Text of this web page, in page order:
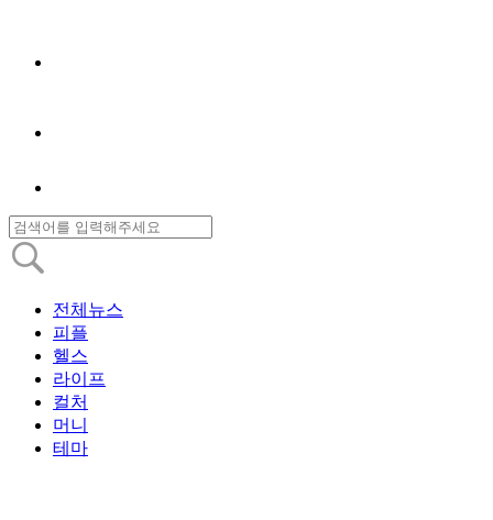
전체뉴스
피플
헬스
라이프
컬처
머니
테마